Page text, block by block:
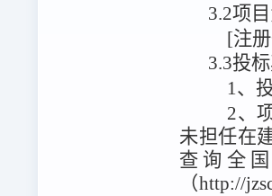
3.2项
[注
3.3投
1、
2、
未担任在
查询全
（http://